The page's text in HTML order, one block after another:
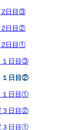
2日目③
2日目②
2日目①
１日目③
１日目②
１日目①
３日目②
３日目①